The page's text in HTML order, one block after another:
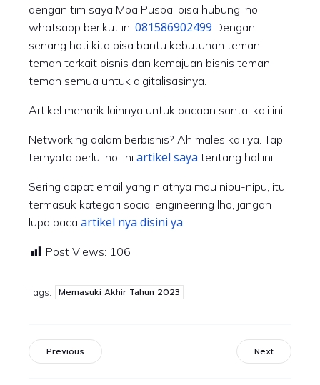
dengan tim saya Mba Puspa, bisa hubungi no
whatsapp berikut ini 081586902499 Dengan
senang hati kita bisa bantu kebutuhan teman-
teman terkait bisnis dan kemajuan bisnis teman-
teman semua untuk digitalisasinya.
Artikel menarik lainnya untuk bacaan santai kali ini.
Networking dalam berbisnis? Ah males kali ya. Tapi
ternyata perlu lho. Ini artikel saya tentang hal ini.
Sering dapat email yang niatnya mau nipu-nipu, itu
termasuk kategori social engineering lho, jangan
lupa baca artikel nya disini ya
Post Views: 106
Tags: Memasuki Akhir Tahun 2023
Previous Next